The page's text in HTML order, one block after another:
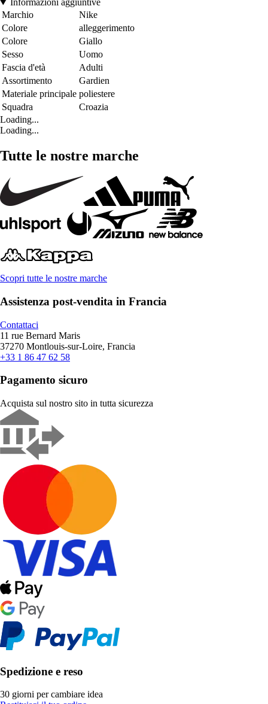
Informazioni aggiuntive
Marchio
Nike
Colore
alleggerimento
Colore
Giallo
Sesso
Uomo
Fascia d'età
Adulti
Assortimento
Gardien
Materiale principale poliestere
Squadra
Croazia
Loading...
Loading...
Tutte le nostre marche
Scopri tutte le nostre marche
Assistenza post-vendita in Francia
Contattaci
11 rue Bernard Maris
37270 Montlouis-sur-Loire, Francia
+33 1 86 47 62 58
Pagamento sicuro
Acquista sul nostro sito in tutta sicurezza
Spedizione e reso
30 giorni per cambiare idea